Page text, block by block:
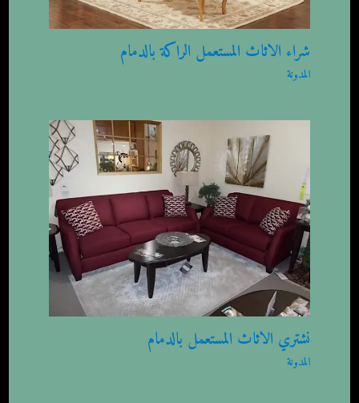
شراء الاثاث المستعمل الراكة بالدمام
المدونة
نشتري الاثاث المستعمل بالدمام
المدونة